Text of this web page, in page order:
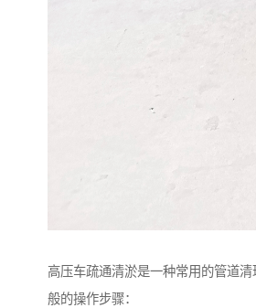
高压车疏通清淤是一种常用的管道
般的操作步骤：